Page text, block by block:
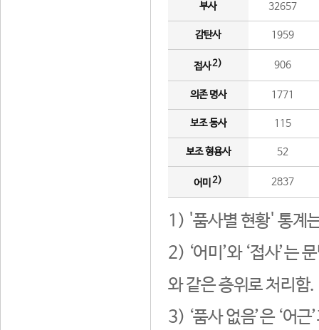
부사 32657
감탄사 1959
접사2) 906
의존 명사 1771
보조 동사 115
보조 형용사 52
어미 2) 2837
1) '품사별 현황' 통계
2) ‘어미’와 ‘접사’는
와 같은 층위로 처리함.
3) ‘품사 없음’은 ‘어